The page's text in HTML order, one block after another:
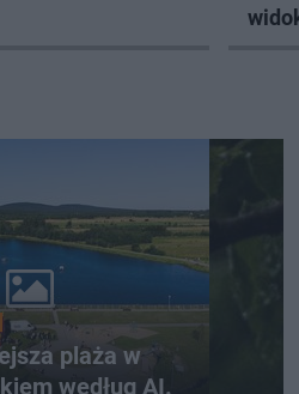
plaża w
według AI.